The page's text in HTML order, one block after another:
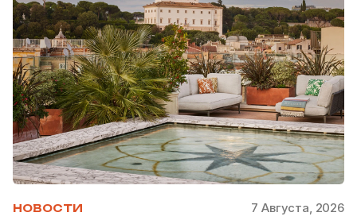
НОВОСТИ 7 Августа, 2026